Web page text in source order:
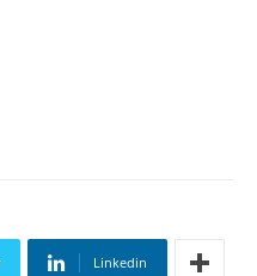
Linkedin